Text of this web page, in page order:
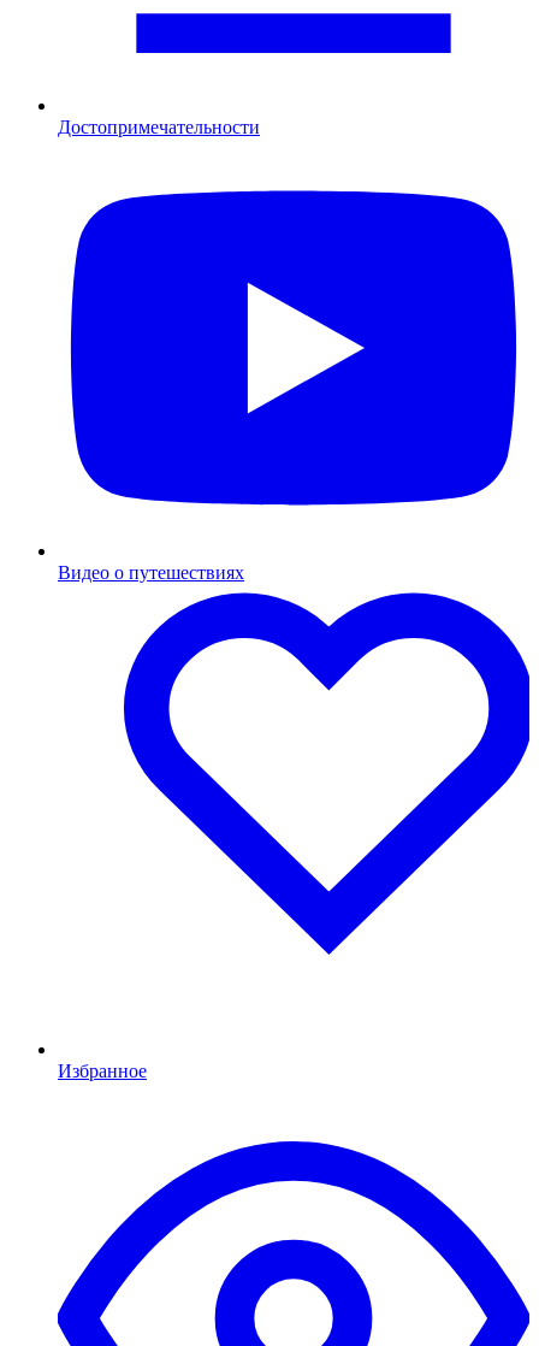
Достопримечательности
Видео о путешествиях
Избранное